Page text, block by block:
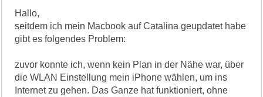
Hallo,
seitdem ich mein Macbook auf Catalina geupdatet habe
gibt es folgendes Problem:
zuvor konnte ich, wenn kein Plan in der Nähe war, über
die WLAN Einstellung mein iPhone wählen, um ins
Internet zu gehen. Das Ganze hat funktioniert, ohne